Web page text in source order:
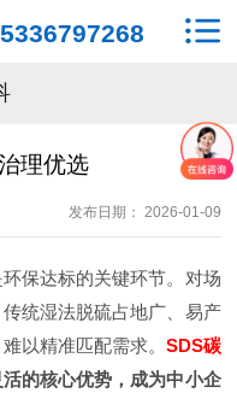
理优选
发布日期： 2026-01-09
保达标的关键环节。对场
统湿法脱硫占地广、易产
以精准匹配需求。 SDS碳
的核心优势，成为中小企